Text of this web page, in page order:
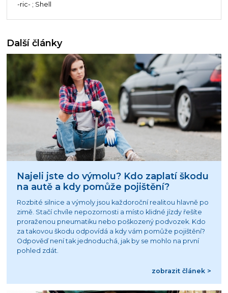
-ric- ; Shell
Další články
Najeli jste do výmolu? Kdo zaplatí škodu
na autě a kdy pomůže pojištění?
Rozbité silnice a výmoly jsou každoroční realitou hlavně po
zimě. Stačí chvíle nepozornosti a místo klidné jízdy řešíte
proraženou pneumatiku nebo poškozený podvozek. Kdo
za takovou škodu odpovídá a kdy vám pomůže pojištění?
Odpověď není tak jednoduchá, jak by se mohlo na první
pohled zdát.
zobrazit článek >